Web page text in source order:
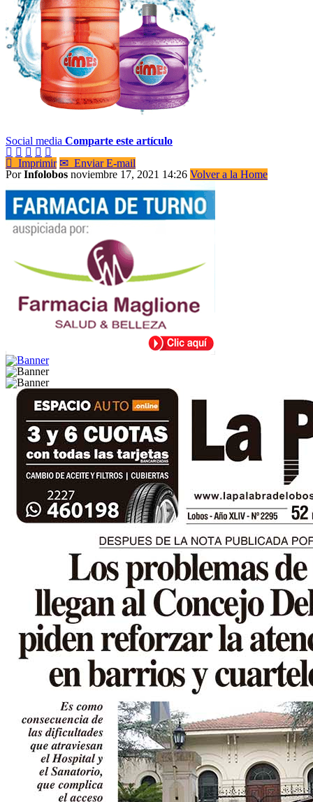
Social media Comparte este artículo
    
 Imprimir ✉ Enviar E-mail
PorInfolobos noviembre 17, 2021 14:26 Volver a la Home